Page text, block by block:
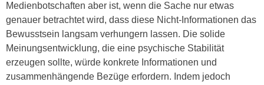
Medienbotschaften aber ist, wenn die Sache nur etwas
genauer betrachtet wird, dass diese Nicht-Informationen das
Bewusstsein langsam verhungern lassen. Die solide
Meinungsentwicklung, die eine psychische Stabilität
erzeugen sollte, würde konkrete Informationen und
zusammenhängende Bezüge erfordern. Indem jedoch